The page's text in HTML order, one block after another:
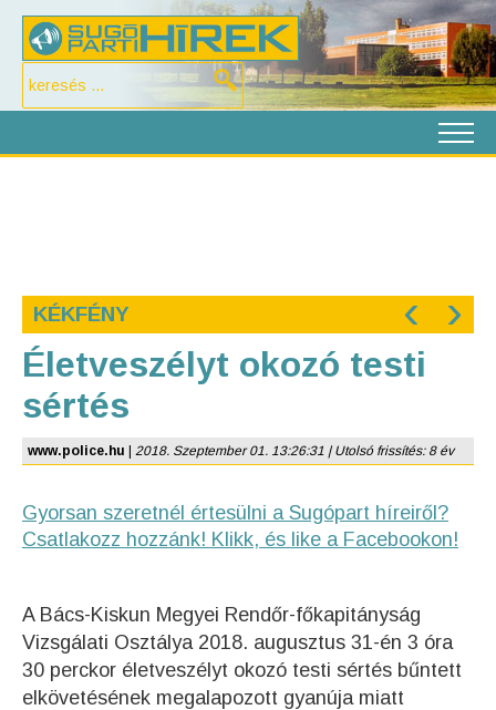
KÉKFÉNY ‹ ›
Életveszélyt okozó testi
sértés
www.police.hu 2018. Szeptember 01. 13:26:31 | Utolsó frissítés: 8 év
Gyorsan szeretnél értesülni a Sugópart híreiről?
Csatlakozz hozzánk! Klikk, és like a Facebookon!
A Bács-Kiskun Megyei Rendőr-főkapitányság
Vizsgálati Osztálya 2018. augusztus 31-én 3 óra
30 perckor életveszélyt okozó testi sértés bűntett
elkövetésének megalapozott gyanúja miatt